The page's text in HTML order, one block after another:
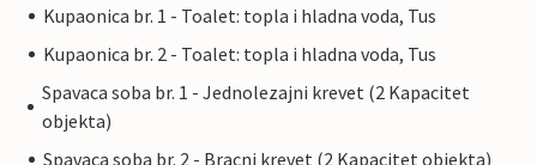
Kupaonica br. 1 - Toalet: topla i hladna voda, Tus
Kupaonica br. 2 - Toalet: topla i hladna voda, Tus
Spavaca soba br. 1 - Jednolezajni krevet (2 Kapacitet
objekta)
Spavaca soba br. 2 - Bracni krevet (2 Kapacitet objekta)